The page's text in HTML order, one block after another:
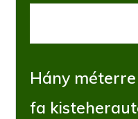
Hány
fa